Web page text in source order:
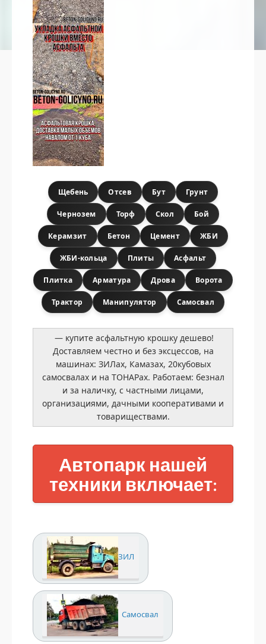
Щебень Отсев Бут Грунт
Чернозем Торф Скол Бой
Керамзит Бетон Цемент ЖБИ
ЖБИ-кольца Плиты Асфальт
Плитка Арматура Дрова Ворота
Трактор Манипулятор Самосвал
— купите асфальтную крошку дешево!
Доставляем честно и без эксцессов, на
машинах: ЗИЛах, Камазах, 20кубовых
самосвалах и на ТОНАРах. Работаем: безнал
и за наличку, с частными лицами,
организациями, дачными кооперативами и
товариществами.
Автопарк нашей
техники включает:
ЗИЛ
Самосвал